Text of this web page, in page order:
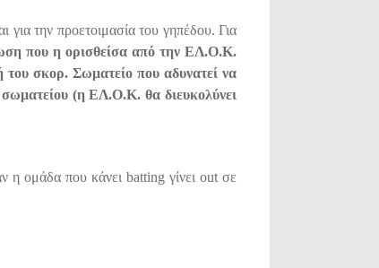
την προετοιμασία του γηπέδου. Για
που η ορισθείσα από την ΕΛ.Ο.Κ.
του σκορ.Σωματείο που αδυνατεί να
σωματείου (η ΕΛ.Ο.Κ. θα διευκολύνει
η ομάδα που κάνει batting γίνει out σε